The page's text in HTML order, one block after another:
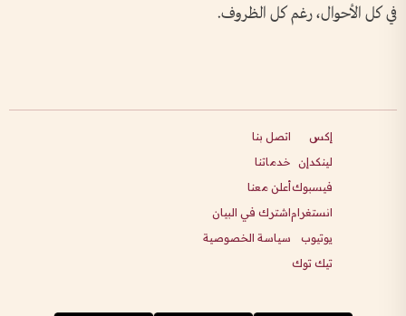
في كل الأحوال، رغم كل الظروف.
إكس
لينكدإن
فيسبوك
انستغرام
يوتيوب
تيك توك
اتصل بنا
خدماتنا
أعلن معنا
اشترك في البيان
سياسة الخصوصية